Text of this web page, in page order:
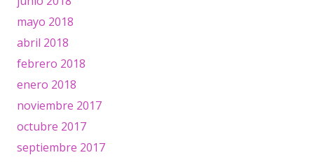
mayo 2018
abril 2018
febrero 2018
enero 2018
noviembre 2017
octubre 2017
septiembre 2017